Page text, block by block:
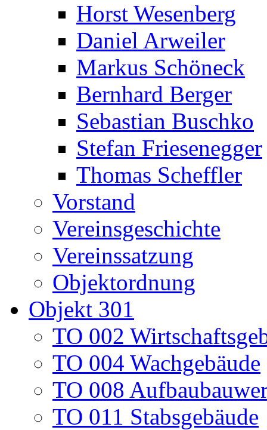
Horst Wesenberg
Daniel Arweiler
Markus Schöneck
Bernhard Berger
Sebastian Buschko
Stefan Friesenegger
Thomas Scheffler
Vorstand
Vereinsgeschichte
Vereinssatzung
Objektordnung
Objekt 301
TO 002
TO 004 Wachgebäude
TO 008
TO 011 Stabsgebäude